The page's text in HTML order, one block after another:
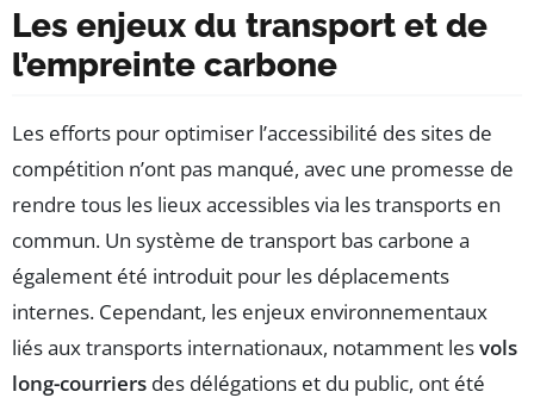
Les enjeux du transport et de
l’empreinte carbone
Les efforts pour optimiser l’accessibilité des sites de
compétition n’ont pas manqué, avec une promesse de
rendre tous les lieux accessibles via les transports en
commun. Un système de transport bas carbone a
également été introduit pour les déplacements
internes. Cependant, les enjeux environnementaux
liés aux transports internationaux, notamment lesvols
long-courriers des délégations et du public, ont été